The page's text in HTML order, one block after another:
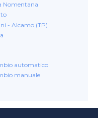
Nomentana
- Alcamo (TP)
automatico
manuale